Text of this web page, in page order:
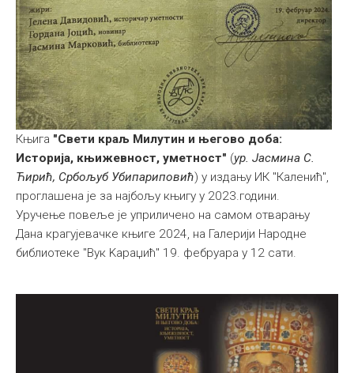
Књига "Свети краљ Милутин и његово доба:
Историја, књижевност, уметност" (ур. Јасмина С.
Ћирић, Србољуб Убипариповић) у издању ИК "Каленић",
проглашена је за најбољу књигу у 2023.години.
Уручење повеље је уприличено на самом отварању
Дана крагујевачке књиге 2024, на Галерији Народне
библиотеке "Вук Kараџић" 19. фебруара у 12 сати.